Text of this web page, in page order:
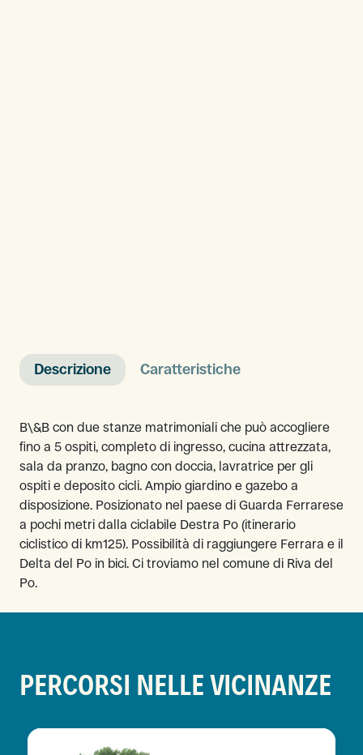
Descrizione Caratteristiche
B\&B con due stanze matrimoniali che può accogliere
fino a 5 ospiti, completo di ingresso, cucina attrezzata,
sala da pranzo, bagno con doccia, lavratrice per gli
ospiti e deposito cicli. Ampio giardino e gazebo a
disposizione. Posizionato nel paese di Guarda Ferrarese
a pochi metri dalla ciclabile Destra Po (itinerario
ciclistico di km125). Possibilità di raggiungere Ferrara e il
Delta del Po in bici. Ci troviamo nel comune di Riva del
Po.
PERCORSI NELLE VICINANZE